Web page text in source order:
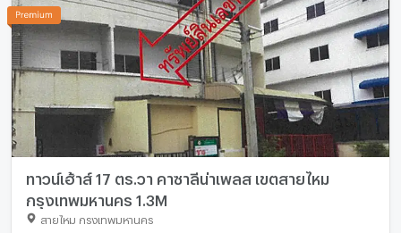
ทาวน์เฮ้าส์ 17 ตร.วา คาซาลีน่าเพลส เขตสายไหม
กรุงเทพมหานคร 1.3M
สายไหม กรุงเทพมหานคร